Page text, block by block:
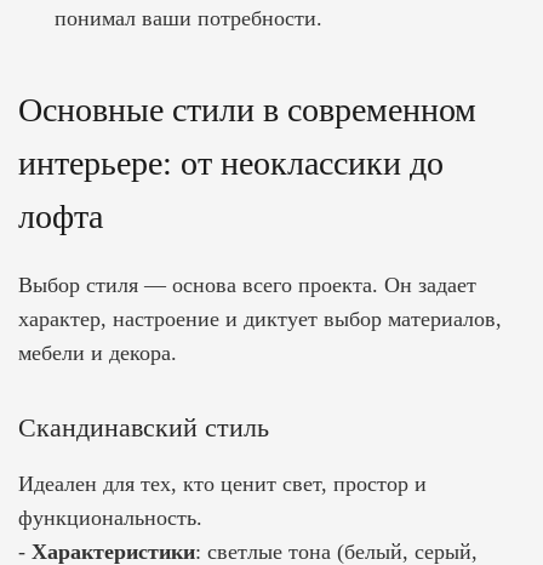
понимал ваши потребности.
Основные стили в современном
интерьере: от неоклассики до
лофта
Выбор стиля — основа всего проекта. Он задает
характер, настроение и диктует выбор материалов,
мебели и декора.
Скандинавский стиль
Идеален для тех, кто ценит свет, простор и
функциональность.
- Характеристики: светлые тона (белый, серый,